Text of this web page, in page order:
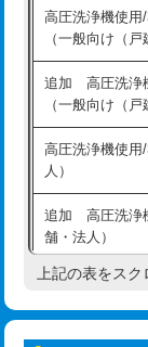
高圧洗浄機使用
（一般向け（戸
追加 高圧洗浄
（一般向け（戸
高圧洗浄機使用
人）
追加 高圧洗浄
舗・法人）
高度高圧洗浄換
上記の表をスク